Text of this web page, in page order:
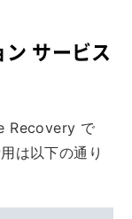
サービス
Recovery で
は以下の通り